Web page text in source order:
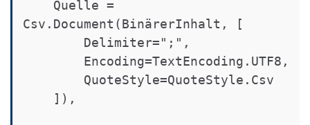
Csv.Document(BinärerInhalt, [